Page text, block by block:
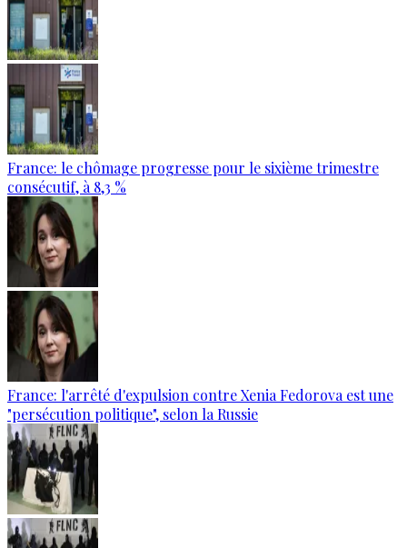
France: le chômage progresse pour le sixième trimestre
consécutif, à 8,3 %
France: l'arrêté d'expulsion contre Xenia Fedorova est une
"persécution politique", selon la Russie